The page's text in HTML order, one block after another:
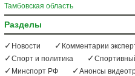
Тамбовская область
Разделы
Новости Комментарии
Спорт и политика
Минспорт РФ
Анонсы